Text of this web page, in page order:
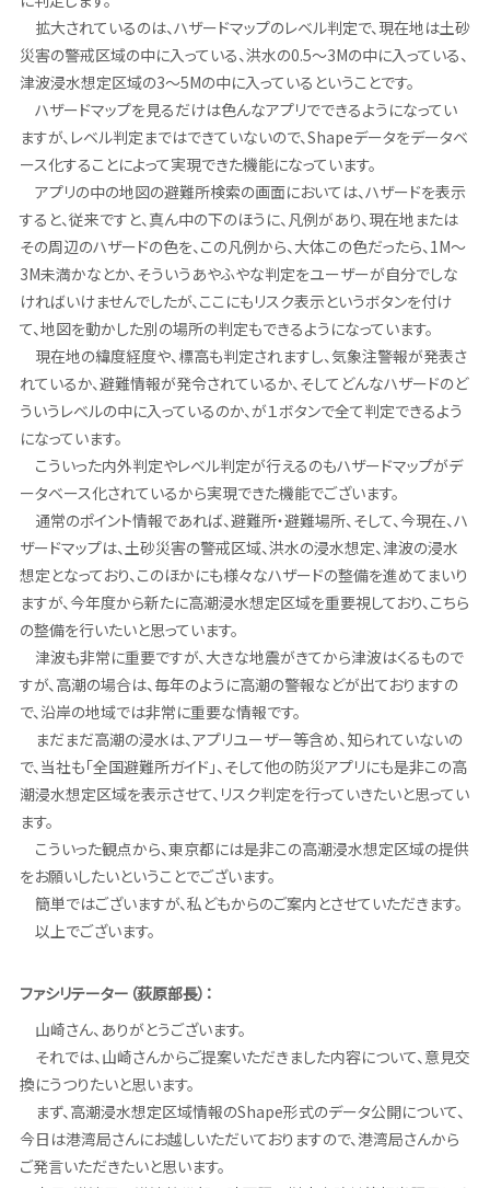
拡大されているのは、ハザードマップのレベル判定で、現在地は土砂
災害の警戒区域の中に入っている、洪水の0.5～3Mの中に入っている、
津波浸水想定区域の3～5Mの中に入っているということです。
ハザードマップを見るだけは色んなアプリでできるようになってい
ますが、レベル判定まではできていないので、Shapeデータをデータベ
ース化することによって実現できた機能になっています。
アプリの中の地図の避難所検索の画面においては、ハザードを表示
すると、従来ですと、真ん中の下のほうに、凡例があり、現在地または
その周辺のハザードの色を、この凡例から、大体この色だったら、1M～
3M未満かなとか、そういうあやふやな判定をユーザーが自分でしな
ければいけませんでしたが、ここにもリスク表示というボタンを付け
て、地図を動かした別の場所の判定もできるようになっています。
現在地の緯度経度や、標高も判定されますし、気象注警報が発表さ
れているか、避難情報が発令されているか、そしてどんなハザードのど
ういうレベルの中に入っているのか、が１ボタンで全て判定できるよう
になっています。
こういった内外判定やレベル判定が行えるのもハザードマップがデ
ータベース化されているから実現できた機能でございます。
通常のポイント情報であれば、避難所・避難場所、そして、今現在、ハ
ザードマップは、土砂災害の警戒区域、洪水の浸水想定、津波の浸水
想定となっており、このほかにも様々なハザードの整備を進めてまいり
ますが、今年度から新たに高潮浸水想定区域を重要視しており、こちら
の整備を行いたいと思っています。
津波も非常に重要ですが、大きな地震がきてから津波はくるもので
すが、高潮の場合は、毎年のように高潮の警報などが出ておりますの
で、沿岸の地域では非常に重要な情報です。
まだまだ高潮の浸水は、アプリユーザー等含め、知られていないの
で、当社も「全国避難所ガイド」、そして他の防災アプリにも是非この高
潮浸水想定区域を表示させて、リスク判定を行っていきたいと思ってい
ます。
こういった観点から、東京都には是非この高潮浸水想定区域の提供
をお願いしたいということでございます。
簡単ではございますが、私どもからのご案内とさせていただきます。
以上でございます。
ファシリテーター（荻原部長）：
山崎さん、ありがとうございます。
それでは、山崎さんからご提案いただきました内容について、意見交
換にうつりたいと思います。
まず、高潮浸水想定区域情報のShape形式のデータ公開について、
今日は港湾局さんにお越しいただいておりますので、港湾局さんから
ご発言いただきたいと思います。